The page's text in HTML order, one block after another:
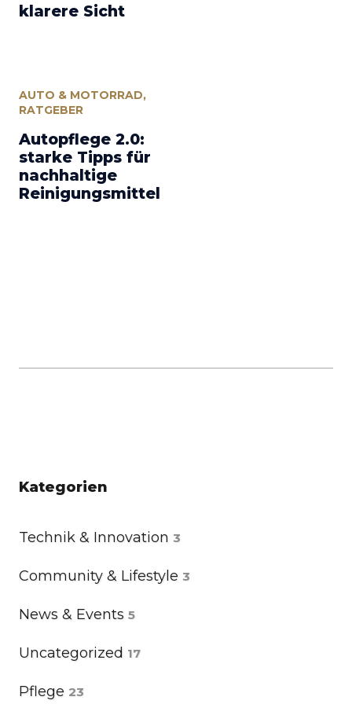
klarere Sicht
AUTO & MOTORRAD,
RATGEBER
Autopflege 2.0:
starke Tipps für
nachhaltige
Reinigungsmittel
Kategorien
Technik & Innovation 3
Community & Lifestyle 3
News & Events 5
Uncategorized 17
Pflege 23